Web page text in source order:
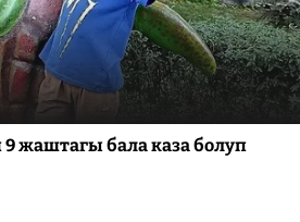
жаштагы бала каза болуп